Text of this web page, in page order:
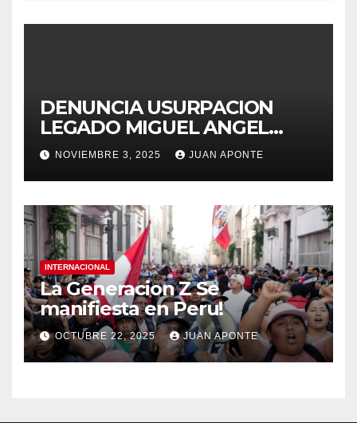
DENUNCIA USURPACION
LEGADO MIGUEL ANGEL
APONTE VIGUERA
NOVIEMBRE 3, 2025 JUAN APONTE
INTERNACIONAL
La Generacion Z Se
manifiesta en Peru!
OCTUBRE 22, 2025 JUAN APONTE